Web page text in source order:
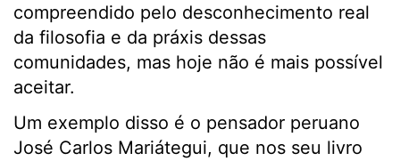
compreendido pelo desconhecimento real
da filosofia e da práxis dessas
comunidades, mas hoje não é mais possível
aceitar.
Um exemplo disso é o pensador peruano
José Carlos Mariátegui, que nos seu livro